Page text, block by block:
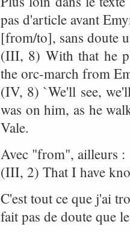
pas d'article avant
[from/to], sans doute
(III, 8) With that he
the orc-march from
(IV, 8) `We'll see,
was on him, as he
Vale.
Avec "from", ailleurs :
(III, 2) That I have
C'est tout ce que j'ai
fait pas de doute que